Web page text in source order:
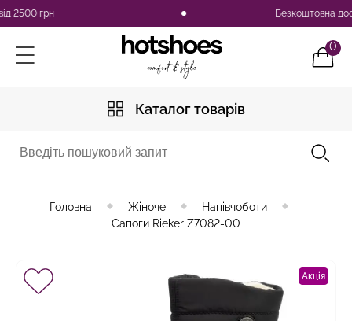
грн Безкоштовна
0
Каталог товарів
Головна Жіноче
Напівчоботи
Сапоги Rieker Z7082-00
Акція